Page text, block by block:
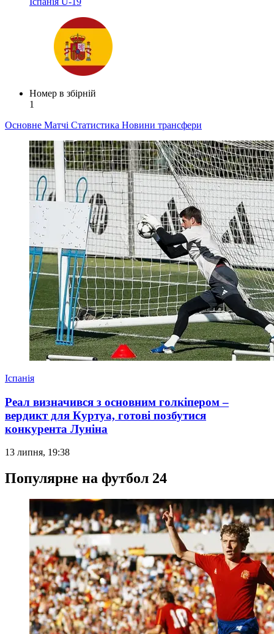
Номер в збірній
1
Основне Матчі Статистика Новини трансфери
Іспанія
Реал визначився з основним голкіпером –
вердикт для Куртуа, готові позбутися
конкурента Луніна
13 липня, 19:38
Популярне на футбол 24